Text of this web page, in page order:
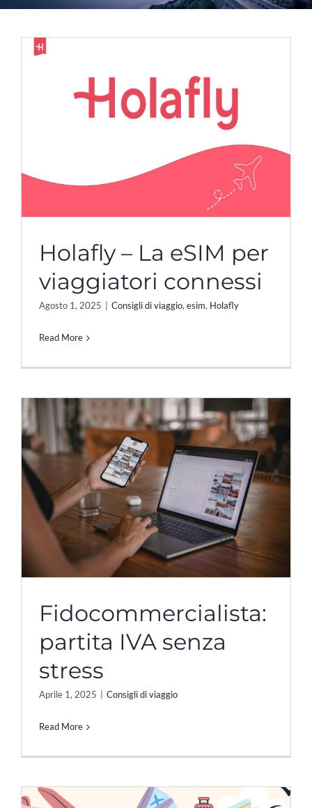
Holafly – La eSIM per
viaggiatori connessi
Agosto 1, 2025 Consigli di viaggio,esim, Holafly
Read More
Fidocommercialista:
partita IVA senza
stress
Aprile 1, 2025 Consigli di viaggio
Read More